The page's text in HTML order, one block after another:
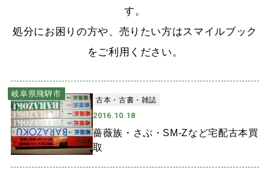
す。
処分にお困りの方や、売りたい方はスマイルブック
をご利用ください。
岐阜県飛騨市
古本・古書・雑誌
2016.10.18
薔薇族・さぶ・SM-Zなど宅配古本買
取